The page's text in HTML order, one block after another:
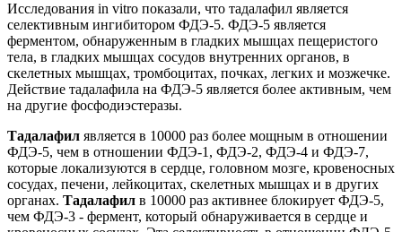
Исследования in vitro показали, что тадалафил является
селективным ингибитором ФДЭ-5. ФДЭ-5 является
ферментом, обнаруженным в гладких мышцах пещеристого
тела, в гладких мышцах сосудов внутренних органов, в
скелетных мышцах, тромбоцитах, почках, легких и мозжечке.
Действие тадалафила на ФДЭ-5 является более активным, чем
на другие фосфодиэстеразы.
Тадалафил является в 10000 раз более мощным в отношении
ФДЭ-5, чем в отношении ФДЭ-1, ФДЭ-2, ФДЭ-4 и ФДЭ-7,
которые локализуются в сердце, головном мозге, кровеносных
сосудах, печени, лейкоцитах, скелетных мышцах и в других
органах. Тадалафил в 10000 раз активнее блокирует ФДЭ-5,
чем ФДЭ-3 - фермент, который обнаруживается в сердце и